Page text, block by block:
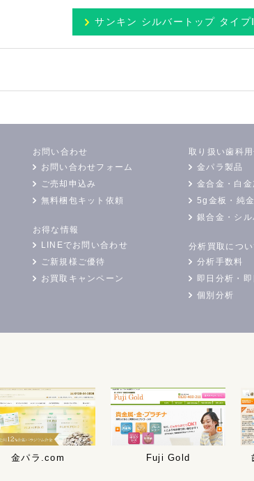
サンキン シルバートップ タイプ
お問い合わせ
お問い合わせフォーム
ご売却申込み
無料梱包キット依頼
お得な情報
LINEでお問い合わせ
ご新規様ご優待
お買取キャンペーン
取り扱い歯科
金パラ製品
金合金・白金
5g金板・純
銀合金・シル
分析買取につい
分析手数料
即日分析・即
個別分析
金パラ.com Fuji Gold